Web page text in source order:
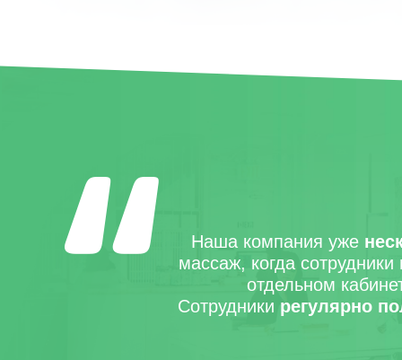
Наша компания уже
массаж, когда
отдельном
Сотрудники регулярно